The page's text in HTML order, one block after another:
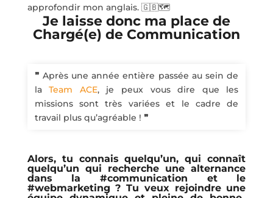
approfondir mon anglais. 🇬🇧🗺️
Je laisse donc ma place de
Chargé(e) de Communication
❞ Après une année entière passée au sein de
laTeam ACE, je peux vous dire que les
missions sont très variées et le cadre de
travail plus qu’agréable ! ❞
Alors, tu connais quelqu’un, qui connaît
quelqu’un qui recherche une alternance
dans la #communication et le
#webmarketing ? Tu veux rejoindre une